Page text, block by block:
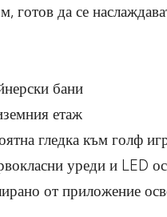
готов да се
бани
етаж
гледка към голф
уреди и LED
от приложение